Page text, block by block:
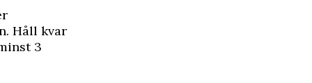
Håll kvar
3